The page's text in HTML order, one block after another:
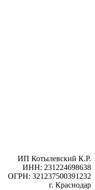
ИП Котылевский К.Р.
ИНН: 231224698638
ОГРН: 321237500391232
г. Краснодар